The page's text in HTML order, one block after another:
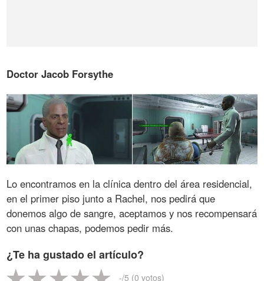
Doctor Jacob Forsythe
Lo encontramos en la clínica dentro del área residencial,
en el primer piso junto a Rachel, nos pedirá que
donemos algo de sangre, aceptamos y nos recompensará
con unas chapas, podemos pedir más.
¿Te ha gustado el artículo?
-/5 (0 votos)